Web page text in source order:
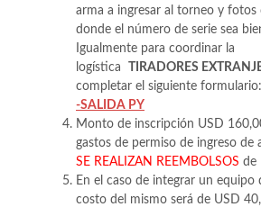
arma a ingresar al torneo y fotos
donde el número de serie sea
Igualmente para coordinar la
logística
TIRADORES
completar el siguiente formulario:
-SALIDA PY
Monto de inscripción USD
gastos de permiso de ingreso de
SE REALIZAN REEMBOLSOS de
En el caso de integrar un equipo
costo del mismo será de USD